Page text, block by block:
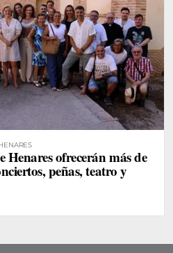
Henares ofrecerán más de
peñas, teatro y